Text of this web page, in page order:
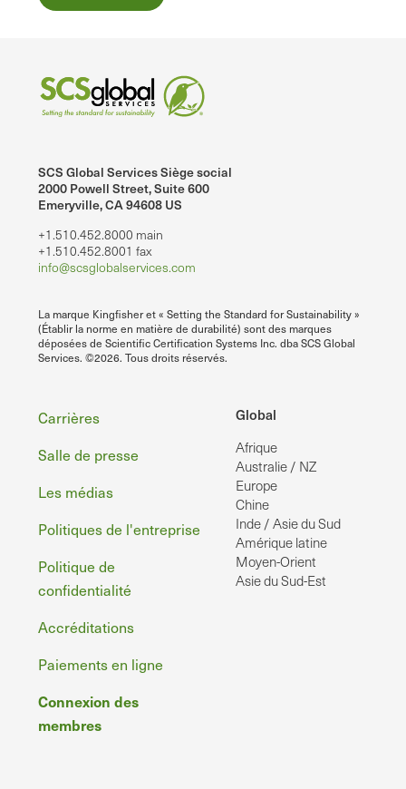
SCS Global Services Siège social
2000 Powell Street, Suite 600
Emeryville, CA 94608 US
+1.510.452.8000 main
+1.510.452.8001 fax
info@scsglobalservices.com
La marque Kingfisher et « Setting the Standard for Sustainability »
(Établir la norme en matière de durabilité) sont des marques
déposées de Scientific Certification Systems Inc. dba SCS Global
Services. ©2026. Tous droits réservés.
Global
Afrique
Australie / NZ
Europe
Chine
Inde / Asie du Sud
Amérique latine
Moyen-Orient
Asie du Sud-Est
Pied
de
page
Carrières
Salle de presse
Les médias
Politiques de l'entreprise
Politique de
confidentialité
Accréditations
Paiements en ligne
Connexion des
membres